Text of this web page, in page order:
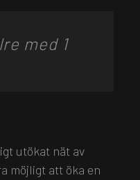
med 1
utökat nät av
möjligt att öka en